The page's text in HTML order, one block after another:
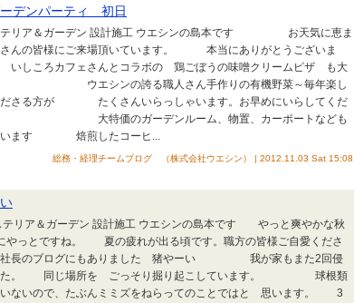
デンパーティ 初日
リア＆ガーデン 設計施工 ウエシンの島本です お天気に恵ま
んの皆様にご来場頂いています。 本当にありがとうございま
カフェさんとコラボの 鶏ごぼうの味噌クリームピザ も大
シンの誇る職人さん手作りの有機野菜～毎年楽し
ださる方が たくさんいらっしゃいます。お早めにいらしてくだ
大特価のガーデンルーム、物置、カーポートなども
います 焙煎したコーヒ...
総務・経理チームブログ （株式会社ウエシン） | 2012.11.03 Sat 15:08
ア＆ガーデン 設計施工 ウエシンの島本です やっと爽やかな秋
やっとですね。 夏の疲れが出る頃です。職方の皆様ご自愛くださ
長のブログにもありました 猪やーい 我が家もまた2回侵
た。 同じ場所を ごっそり掘り起こしています。 球根類
いないので、たぶんミミズをねらってのことではと 思います。 3